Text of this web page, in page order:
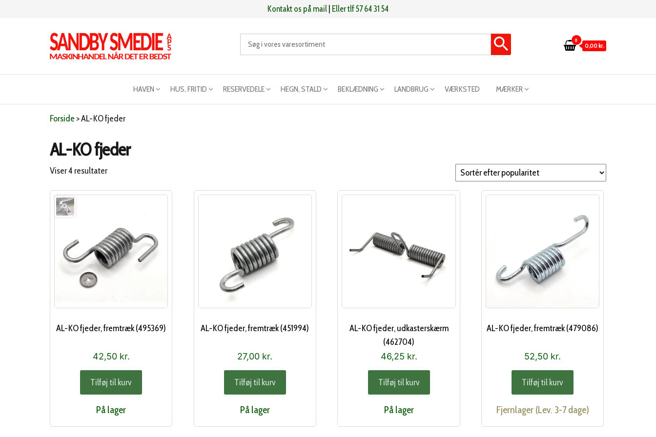
Kontakt os på mail Eller tlf 57 64 31 54
0
0,00 kr.
HAVEN HUS, FRITID RESERVEDELE HEGN, STALD BEKLÆDNING LANDBRUG VÆRKSTED MÆRKER
Forside >AL-KO fjeder
AL-KO fjeder
Viser 4 resultaterSorteret
popularitet
AL-KO fjeder, fremtræk (495369)
42,50 kr.
Tilføj til kurv
På lager
AL-KO fjeder, fremtræk (451994)
27,00 kr.
Tilføj til kurv
På lager
AL-KO fjeder, udkasterskærm
(462704)
46,25 kr.
Tilføj til kurv
På lager
AL-KO fjeder, fremtræk (479086)
52,50 kr.
Tilføj til kurv
Fjernlager (Lev. 3-7 dage)